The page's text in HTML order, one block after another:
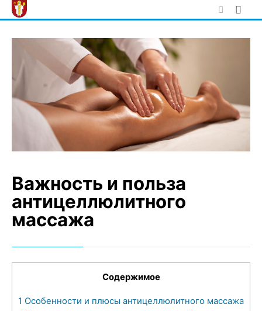
Skip
to
Важность и польза
антицеллюлитного
массажа
Содержимое
1 Особенности и плюсы антицеллюлитного массажа